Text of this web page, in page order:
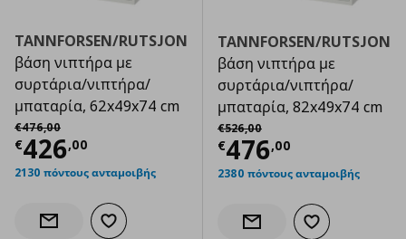
TANNFORSEN/RUTSJON
βάση νιπτήρα με
συρτάρια/νιπτήρα/
μπαταρία, 62x49x74 cm
€476,00
Αρχική τιμή
€426,00
Τρέχουσα τιμή € 426,00
2130 πόντους ανταμοιβής
Ενημέρωση διαθεσιμότητας
Προσθήκη στα αγαπημένα
TANNFORSEN/RUTSJON
βάση νιπτήρα με
συρτάρια/νιπτήρα/
μπαταρία, 82x49x74 cm
€526,00
Αρχική τιμή
€476,00
Τρέχουσα
2380 πόντους ανταμοιβής
Ενημέρωση διαθεσιμότητας
Προσθήκη στα